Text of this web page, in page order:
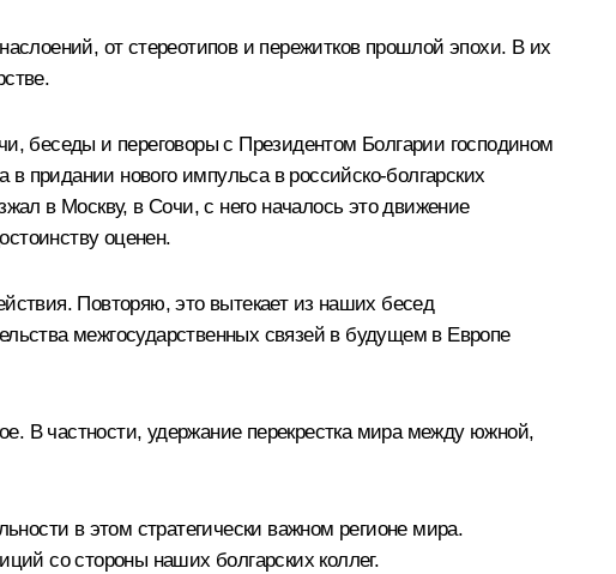
от стереотипов и пережитков прошлой эпохи. В их
беседы и переговоры с Президентом Болгарии господином
придании нового импульса в российско-болгарских
в Москву, в Сочи, с него началось это движение
оценен.
Повторяю, это вытекает из наших бесед
межгосударственных связей в будущем в Европе
В частности, удержание перекрестка мира между южной,
в этом стратегически важном регионе мира.
со стороны наших болгарских коллег.